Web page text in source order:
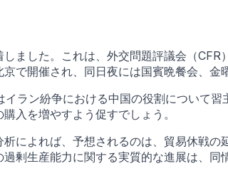
ました。これは、外交問題評議会（
開催され、同日夜には国賓晩餐会、金
ラン紛争における中国の役割について
入を増やすよう促すでしょう。
によれば、予想されるのは、貿易休戦
剰生産能力に関する実質的な進展は、同